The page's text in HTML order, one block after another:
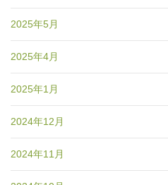
2025年5月
2025年4月
2025年1月
2024年12月
2024年11月